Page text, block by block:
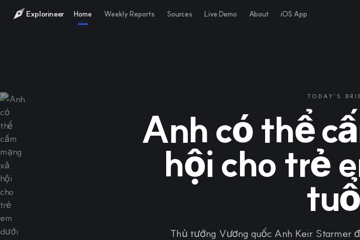
Explorineer Home Weekly Reports Sources Live Demo About iOS App
TODAY'S
Anh có thể
hội cho trẻ
Thủ tướng Vương quốc Anh Keir Starmer